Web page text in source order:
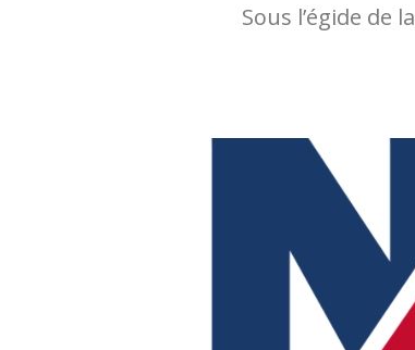
Sous l’égide de la